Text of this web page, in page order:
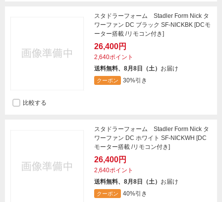
スタドラーフォーム Stadler Form Nick タ
ワーファン DC ブラック SF-NICKBK [DCモ
ーター搭載 /リモコン付き]
26,400円
2,640ポイント
送料無料、8月8日（土） お届け
クーポン 30%引き
比較する
スタドラーフォーム Stadler Form Nick タ
ワーファン DC ホワイト SF-NICKWH [DC
モーター搭載 /リモコン付き]
26,400円
2,640ポイント
送料無料、8月8日（土） お届け
クーポン 40%引き